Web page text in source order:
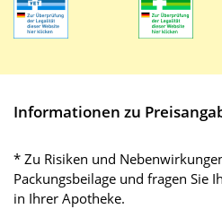
Informationen zu
* Zu Risiken und
Packungsbeilage und fragen Sie
in Ihrer Apotheke.